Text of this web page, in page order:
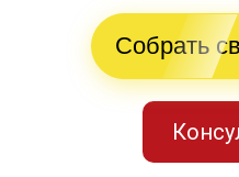
Собрать